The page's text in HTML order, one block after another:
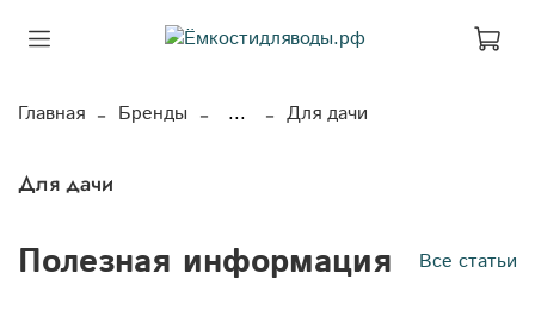
Главная Бренды ... Для дачи
Для дачи
Полезная информация Все статьи